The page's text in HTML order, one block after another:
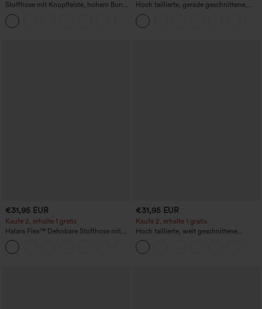
Stoffhose mit Knopfleiste, hohem Bund,
mehreren Taschen und geradem Bein
Hoch taillierte, gerade geschnittene,
legere Leinen-Optik-Hose mit Taschen
€31,95 EUR
Kaufe 2, erhalte 1 gratis
Halara Flex™ Dehnbare Stoffhose mit
hohem Bund und Seitentasche hinten
€31,95 EUR
Kaufe 2, erhalte 1 gratis
Hoch taillierte, weit geschnittene
Freizeithose aus Leinenmischung mit
Kordelzug und Taschen